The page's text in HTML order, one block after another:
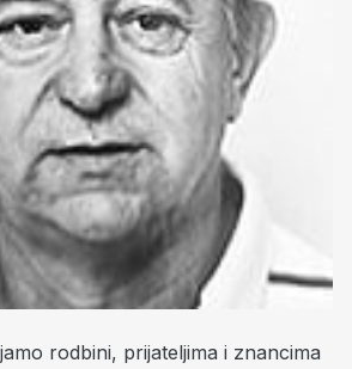
rodbini, prijateljima i znancima